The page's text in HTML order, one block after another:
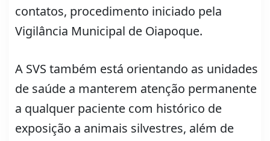
contatos, procedimento iniciado pela
Vigilância Municipal de Oiapoque.
A SVS também está orientando as unidades
de saúde a manterem atenção permanente
a qualquer paciente com histórico de
exposição a animais silvestres, além de